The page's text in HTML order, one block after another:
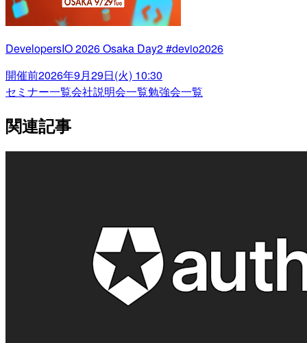
DevelopersIO 2026 Osaka Day2 #devio2026
開催前2026年9月29日(火) 10:30
セミナー一覧会社説明会一覧勉強会一覧
関連記事